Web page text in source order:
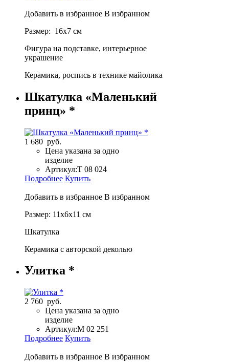
Добавить в избранное В избранном
Размер: 16х7 см
Фигура на подставке, интерьерное
украшение
Керамика, роспись в технике майолика
Шкатулка «Маленький
принц» *
1 680 руб.
Цена указана за одно
изделие
Артикул:Т 08 024
Подробнее Купить
Добавить в избранное В избранном
Размер: 11х6х11 см
Шкатулка
Керамика с авторской деколью
Улитка *
2 760 руб.
Цена указана за одно
изделие
Артикул:М 02 251
Подробнее Купить
Добавить в избранное В избранном